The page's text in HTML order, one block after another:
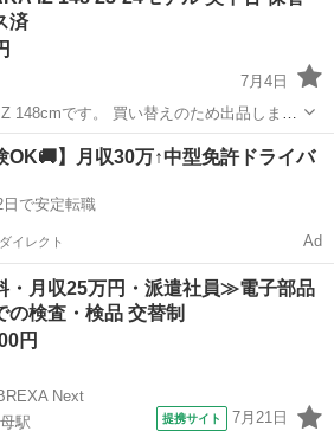
済
7月4日
148cmです。 買い替えのため出品しま
管ワックス施工済み ・ビンディング保
面保護シート貼付済みのため、デッキ面
ボード
OK🚚】月収30万↑中型免許ドライバ
日で安定転職
イレクト Ad
月収25万円・派遣社員≫電子部品
の検査・検品 交替制
円
Next
駅
提携サイト 7月21日